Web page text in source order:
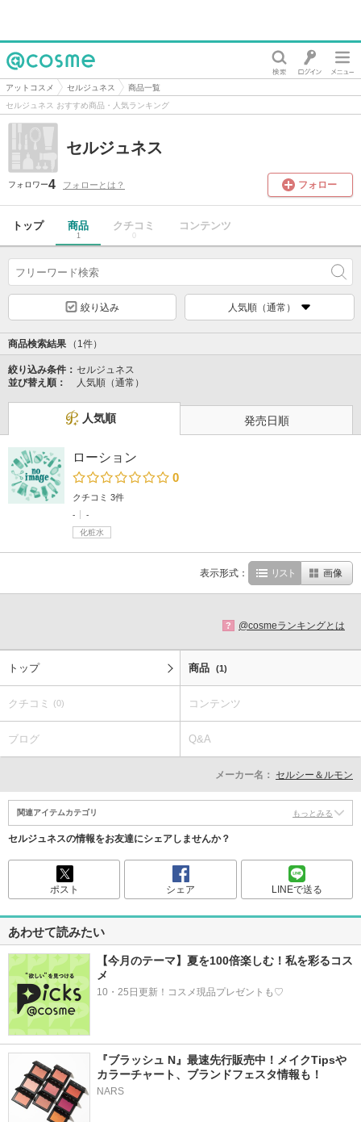
@cosme
アットコスメ セルジュネス
商品一覧
セルジュネス おすすめ商品・人気ランキング
セルジュネス
フォロワー4 フォローとは？ フォロー
トップ 商品
1
クチコミ
0
コンテンツ
絞り込み 人気順（通常）
商品検索結果 （1件）
絞り込み条件： セルジュネス
並び替え順：
人気順（通常）
人気順 発売日順
ローション
0
クチコミ 3件
-
-
化粧水
表示形式： リスト 画像
? @cosmeランキングとは
トップ 商品 (1)
クチコミ (0) コンテンツ
ブログ Q&A
メーカー名： セルシー＆ルモン
関連アイテムカテゴリ もっとみる
セルジュネスの情報をお友達にシェアしませんか？
ポスト シェア LINEで送る
あわせて読みたい
【今月のテーマ】夏を100倍楽しむ！私を彩るコス
メ
10・25日更新！コスメ現品プレゼントも♡
『ブラッシュ N』最速先行販売中！メイクTipsや
カラーチャート、ブランドフェスタ情報も！
NARS